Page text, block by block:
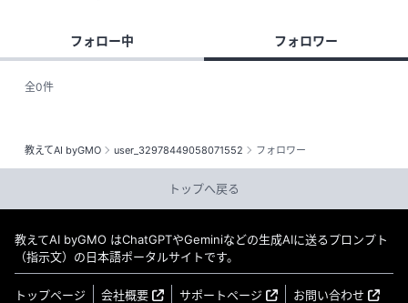
フォロー中 フォロワー
全0件
教えてAI byGMO user_32978449058071552 フォロワー
トップへ戻る
教えてAI byGMO はChatGPTやGeminiなどの生成AIに送るプロンプト
（指示文）の日本語ポータルサイトです。
トップページ 会社概要 サポートページ
お問い合わせ